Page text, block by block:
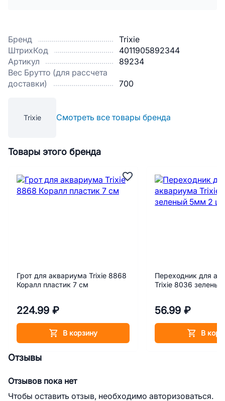
Бренд
Trixie
ШтрихКод
4011905892344
Артикул
89234
Вес Брутто (для рассчета
доставки)
700
Trixie Смотреть все товары бренда
Товары этого бренда
Грот для аквариума Trixie 8868
Коралл пластик 7 см
224.99 ₽
В корзину
Переходник для
Trixie 8036
56.99 ₽
В
Отзывы
Отзывов пока нет
Чтобы оставить отзыв, необходимо авторизоваться.